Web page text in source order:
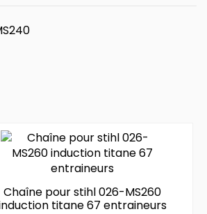
Chaîne pour stihl 026-MS260
titane 67 entraineurs